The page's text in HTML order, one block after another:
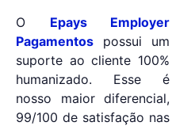
O Epays Employer
Pagamentos possui um
suporte ao cliente 100%
humanizado. Esse é
nosso maior diferencial,
99/100 de satisfação nas